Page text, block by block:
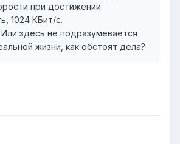
при достижении
1024 КБит/с.
здесь не подразумевается
жизни, как обстоят дела?